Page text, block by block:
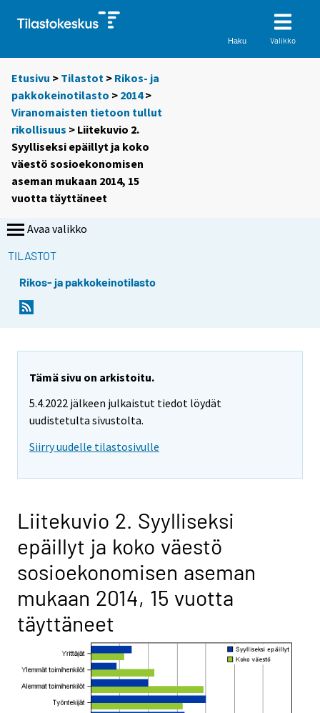
Haku Valikko
Etusivu > Tilastot > Rikos- ja
pakkokeinotilasto > 2014>
Viranomaisten tietoon tullut
rikollisuus > Liitekuvio 2.
Syylliseksi epäillyt ja koko
väestö sosioekonomisen
aseman mukaan 2014, 15
vuotta täyttäneet
Avaa valikko
TILASTOT
Rikos- ja pakkokeinotilasto
Tämä sivu on arkistoitu.
5.4.2022 jälkeen julkaistut tiedot löydät
uudistetulta sivustolta.
Siirry uudelle tilastosivulle
Liitekuvio 2. Syylliseksi
epäillyt ja koko väestö
sosioekonomisen aseman
mukaan 2014, 15 vuotta
täyttäneet